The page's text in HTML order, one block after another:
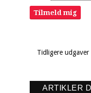
Tilmeld mig
Tidligere udgaver
ARTIKLER